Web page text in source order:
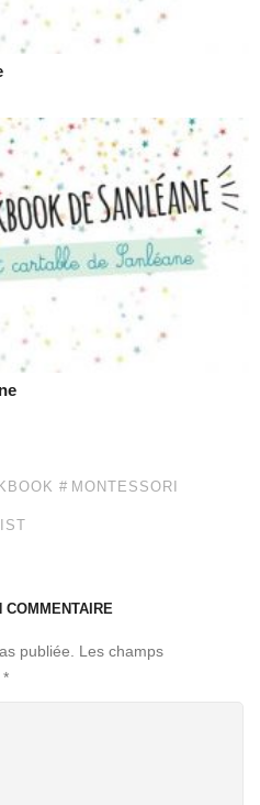
MONTESSORI
COMMENTAIRE
publiée. Les champs
*